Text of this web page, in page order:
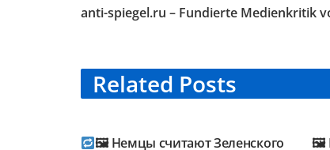
anti-spiegel.ru – Fundierte Medienkritik
Related Posts
TELEGRAM KANAL
🖼 Немцы считают Зеленского
🖼